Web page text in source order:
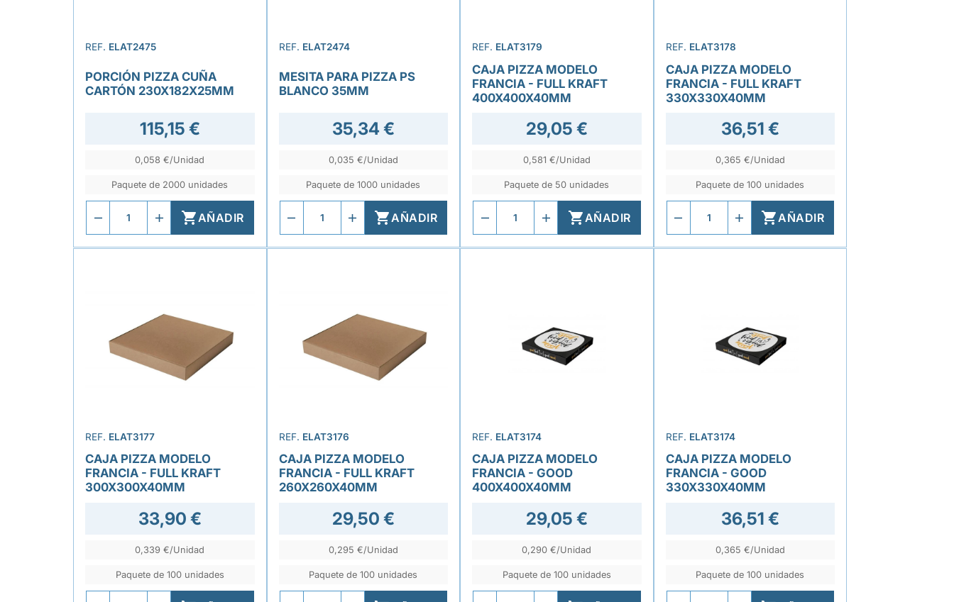
REF. ELAT2475
PORCIÓN PIZZA CUÑA
CARTÓN 230X182X25MM
115,15 €
0,058 €/Unidad
Paquete de 2000 unidades
AÑADIR
REF. ELAT2474
MESITA PARA PIZZA PS
BLANCO 35MM
35,34 €
0,035 €/Unidad
Paquete de 1000 unidades
AÑADIR
REF. ELAT3179
CAJA PIZZA MODELO
FRANCIA - FULL KRAFT
400X400X40MM
29,05 €
0,581 €/Unidad
Paquete de 50 unidades
AÑADIR
REF. ELAT3178
CAJA PIZZA MODELO
FRANCIA - FULL KRAFT
330X330X40MM
36,51 €
0,365 €/Unidad
Paquete de 100 unidades
AÑADIR
REF. ELAT3177
CAJA PIZZA MODELO
FRANCIA - FULL KRAFT
300X300X40MM
33,90 €
0,339 €/Unidad
Paquete de 100 unidades
REF. ELAT3176
CAJA PIZZA MODELO
FRANCIA - FULL KRAFT
260X260X40MM
29,50 €
0,295 €/Unidad
Paquete de 100 unidades
REF. ELAT3174
CAJA PIZZA MODELO
FRANCIA - GOOD
400X400X40MM
29,05 €
0,290 €/Unidad
Paquete de 100 unidades
REF. ELAT3174
CAJA PIZZA MODELO
FRANCIA - GOOD
330X330X40MM
36,51 €
0,365 €/Unidad
Paquete de 100 unidades